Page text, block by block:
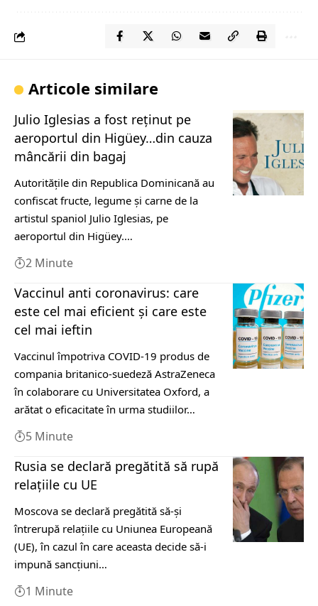
Articole similare
Julio Iglesias a fost reţinut pe
aeroportul din Higüey…din cauza
mâncării din bagaj
Autorităţile din Republica Dominicană au
confiscat fructe, legume şi carne de la
artistul spaniol Julio Iglesias, pe
aeroportul din Higüey.…
2 Minute
Vaccinul anti coronavirus: care
este cel mai eficient și care este
cel mai ieftin
Vaccinul împotriva COVID-19 produs de
compania britanico-suedeză AstraZeneca
în colaborare cu Universitatea Oxford, a
arătat o eficacitate în urma studiilor…
5 Minute
Rusia se declară pregătită să rupă
relaţiile cu UE
Moscova se declară pregătită să-şi
întrerupă relaţiile cu Uniunea Europeană
(UE), în cazul în care aceasta decide să-i
impună sancţiuni…
1 Minute